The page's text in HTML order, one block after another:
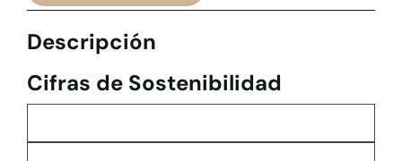
Descripción
Cifras de Sostenibilidad